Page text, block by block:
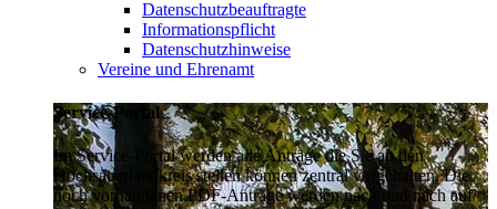
Datenschutzbeauftragte
Informationspflicht
Datenschutzhinweise
Vereine und Ehrenamt
Service-Portal
Im Service-Portal werden alle Anträge die Sie an den
Hochsauerlandkreis stellen können zentral vorgehalten. Die
noch vorhandenen PDF-Anträge werden nach und nach auf